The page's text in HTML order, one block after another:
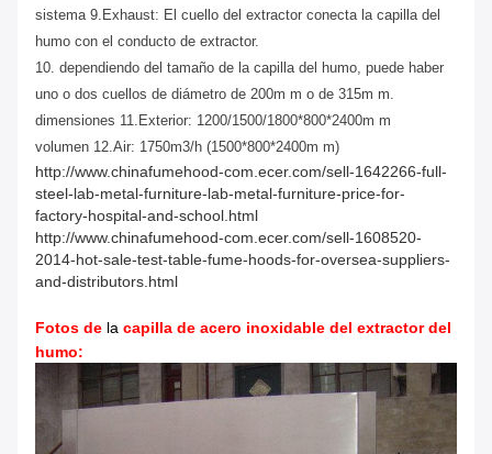
sistema 9.Exhaust: El cuello del extractor conecta la capilla del
humo con el conducto de extractor.
10. dependiendo del tamaño de la capilla del humo, puede haber
uno o dos cuellos de diámetro de 200m m o de 315m m.
dimensiones 11.Exterior: 1200/1500/1800*800*2400m m
volumen 12.Air: 1750m3/h (1500*800*2400m m)
http://www.chinafumehood-com.ecer.com/sell-1642266-full-
steel-lab-metal-furniture-lab-metal-furniture-price-for-
factory-hospital-and-school.html
http://www.chinafumehood-com.ecer.com/sell-1608520-
2014-hot-sale-test-table-fume-hoods-for-oversea-suppliers-
and-distributors.html
Fotos de la capilla de acero inoxidable del extractor del
humo: